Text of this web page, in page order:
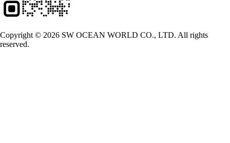
Copyright © 2026 SW OCEAN WORLD CO., LTD. All rights
reserved.